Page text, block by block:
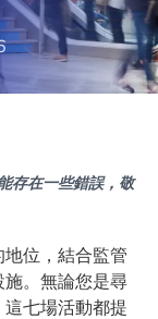
存在一些錯誤，敬
位，結合監管
。無論您是尋
七場活動都提